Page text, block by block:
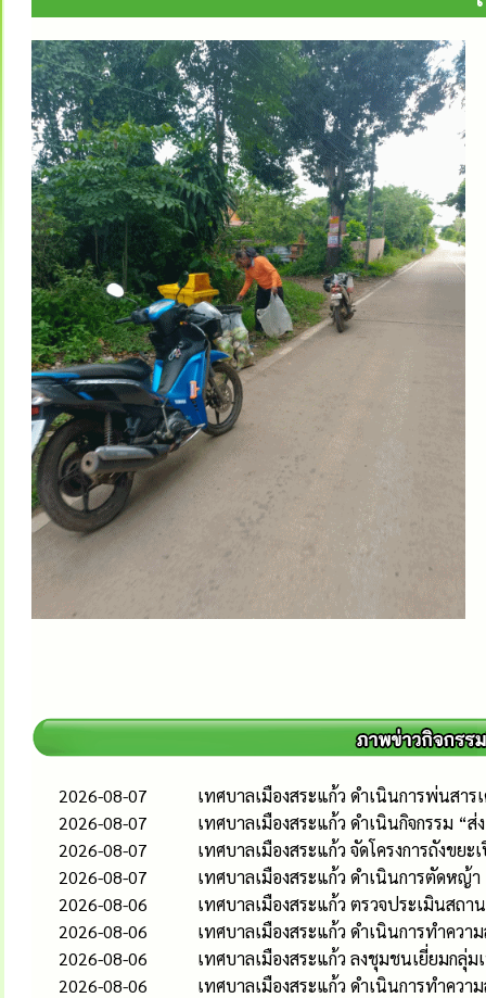
2026-08-07
เทศบาลเมืองสระแก้ว ดำเนินการพ่นสา
2026-08-07
เทศบาลเมืองสระแก้ว ดำเนินกิจกรรม “
2026-08-07
เทศบาลเมืองสระแก้ว จัดโครงการถังขยะ
2026-08-07
เทศบาลเมืองสระแก้ว ดำเนินการตัดหญ้า
2026-08-06
เทศบาลเมืองสระแก้ว ตรวจประเมินสถ
2026-08-06
เทศบาลเมืองสระแก้ว ดำเนินการทำควา
2026-08-06
เทศบาลเมืองสระแก้ว ลงชุมชนเยี่ยมกลุ่ม
2026-08-06
เทศบาลเมืองสระแก้ว ดำเนินการทำควา